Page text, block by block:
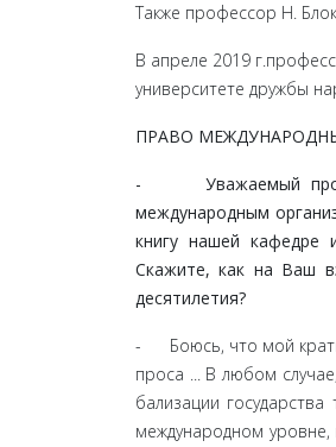
Также профессор Н.
В апреле 2019
универ­ситете дружбы
ПРАВО
- Уважаемый
международным
книгу нашей кафедре
Скажите, как на Ваш
десятилетия?
- Боюсь, что мой
проса ... В любом
бализации
международном